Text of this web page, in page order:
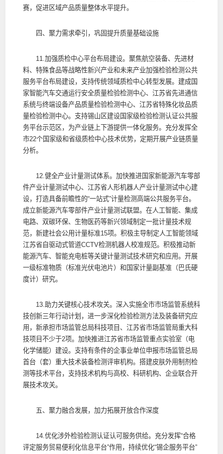
赛，促进区域产品质量整体水平提升。
四、聚力需求牵引，巩固提升质量基础设施
11.加强质检中心平台布局建设。聚焦航空装备、先进材
料、特殊食品等战略性新兴产业和未来产业加强检验检测公共
服务平台布局建设，支持传统领域质检中心转型发展。建成国
家智能汽车交通运行安全质量检验检测中心、江苏省先进通信
系统与终端设备产品质量检验检测中心、江苏省特殊化妆品质
量检验检测中心。支持锡山区建设国家级检验检测认证公共服
务平台示范区，为产业链上下游提供一体化服务。充分发挥全
市22个国家级和省级质检中心技术优势，定期开展产业链质量
分析。
12.健全产业计量测试体系。加快推进国家新能源汽车零部
件产业计量测试中心、江苏省人形机器人产业计量测试中心建
设，打造具备前瞻性的“一站式”计量检测高端公共服务平台。
成立新能源汽车零部件产业计量测试联盟。在人工智能、集成
电路、双碳环保、生物医药等新兴领域制定一批计量技术规
范，新建社会公用计量标准15项。积极主导制定人工智能领域
江苏省自驱动式管道CCTV检测机器人校准规范。积极推动新
能源汽车、智能充电桩等关键计量测试技术研究和应用。开展
一级标准物质（标准光伏电池片）和国家计量副基准（巴氏硬
度计）研究。
13.助力关键核心技术攻关。深入实施全市市场监管系统科
技创新三年行动计划，进一步深化检验检测方法及装备研究应
用，新承担市场监管总局科技项目、江苏省市场监管局重大科
技项目不少于2项。加快推进江苏省市场监管重点实验室（电
化学储能）建设。支持有条件的企事业单位申报市场监管总局
首台（套）重大技术装备检测评审机构。搭建皮肤外用制剂检
测等技术平台，支持技术机构与高校、科研机构、企业联合开
展技术攻关。
五、聚力融合发展，加力拓展开放合作深度
14.优化涉外检验检测认证认可服务供给。充分发挥“合格
评定服务贸易便利化信息平台”作用，持续优化“锡企服务平台”